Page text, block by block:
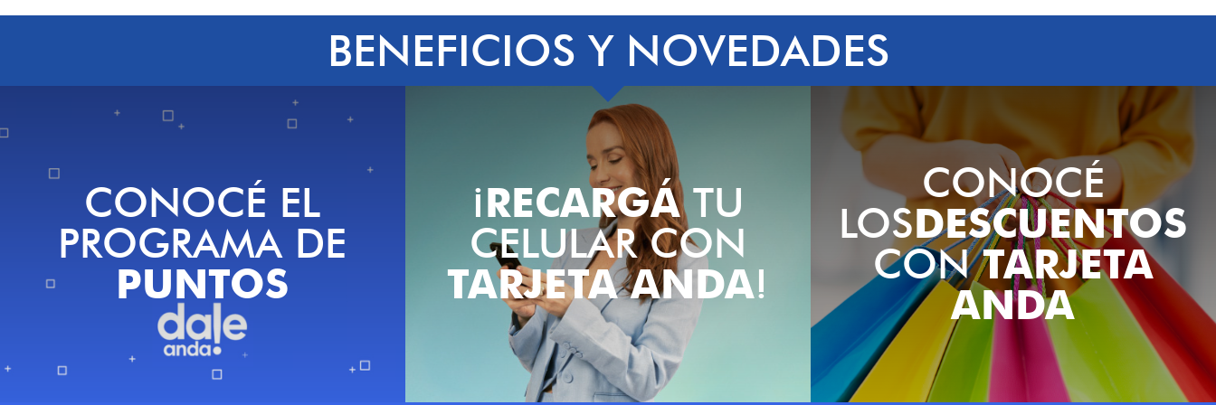
BENEFICIOS Y NOVEDADES
CONOCÉ EL
PROGRAMA DE
PUNTOS
¡RECARGÁTU
CELULAR CON
TARJETA ANDA!
CONOCÉ
LOSDESCUENTOS
CONTARJETA
ANDA